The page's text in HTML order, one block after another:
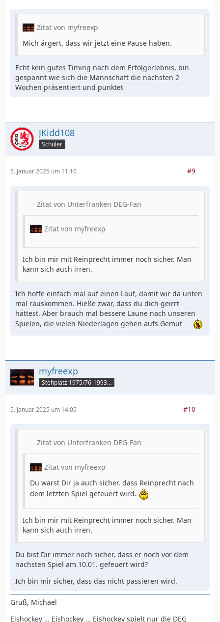
Zitat von myfreexp
Mich ärgert, dass wir jetzt eine Pause haben.
Echt kein gutes Timing nach dem Erfolgerlebnis, bin
gespannt wie sich die Mannschaft die nächsten 2
Wochen präsentiert und punktet
JKidd108
Schüler
5. Januar 2025 um 11:10 #9
Zitat von Unterfranken DEG-Fan
Zitat von myfreexp
Ich bin mir mit Reinprecht immer noch sicher. Man
kann sich auch irren.
Ich hoffe einfach mal auf einen Lauf, damit wir da unten
mal rauskommen. Hieße zwar, dass du dich geirrt
hättest. Aber brauch mal bessere Laune nach unseren
Spielen, die vielen Niederlagen gehen aufs Gemüt
myfreexp
Stehplatz 1975/76-1993/94
5. Januar 2025 um 14:05 #10
Zitat von Unterfranken DEG-Fan
Zitat von myfreexp
Du warst Dir ja auch sicher, dass Reinprecht nach
dem letzten Spiel gefeuert wird.
Ich bin mir mit Reinprecht immer noch sicher. Man
kann sich auch irren.
Du bist Dir immer noch sicher, dass er noch vor dem
nächsten Spiel am 10.01. gefeuert wird?
Ich bin mir sicher, dass das nicht passieren wird.
Gruß, Michael
Eishockey … Eishockey … Eishockey spielt nur die DEG